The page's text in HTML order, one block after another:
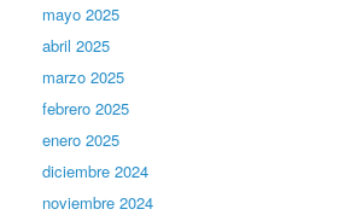
mayo 2025
abril 2025
marzo 2025
febrero 2025
enero 2025
diciembre 2024
noviembre 2024